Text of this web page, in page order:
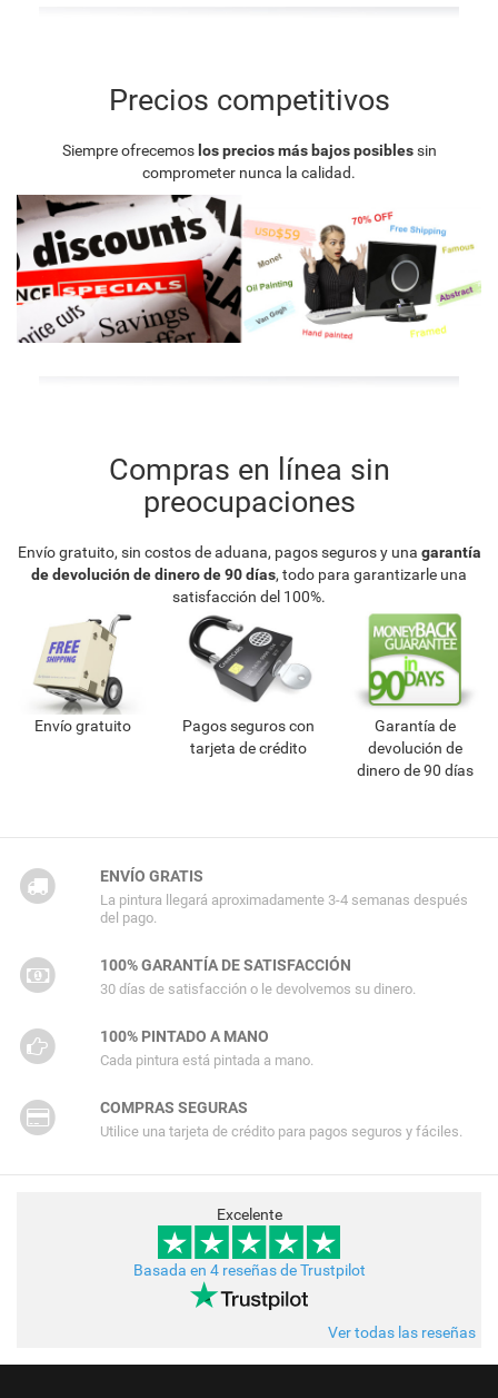
Precios competitivos
Siempre ofrecemos los precios más bajos posiblessin
comprometer nunca la calidad.
Compras en línea sin
preocupaciones
Envío gratuito, sin costos de aduana, pagos seguros y una garantía
de devolución de dinero de 90 días, todo para garantizarle una
satisfacción del 100%.
Envío gratuito
Pagos seguros con
tarjeta de crédito
Garantía de
devolución de
dinero de 90 días
ENVÍO GRATIS
La pintura llegará aproximadamente 3-4 semanas después
del pago.
100% GARANTÍA DE SATISFACCIÓN
30 días de satisfacción o le devolvemos su dinero.
100% PINTADO A MANO
Cada pintura está pintada a mano.
COMPRAS SEGURAS
Utilice una tarjeta de crédito para pagos seguros y fáciles.
Excelente
Basada en 4 reseñas de Trustpilot
Ver todas las reseñas